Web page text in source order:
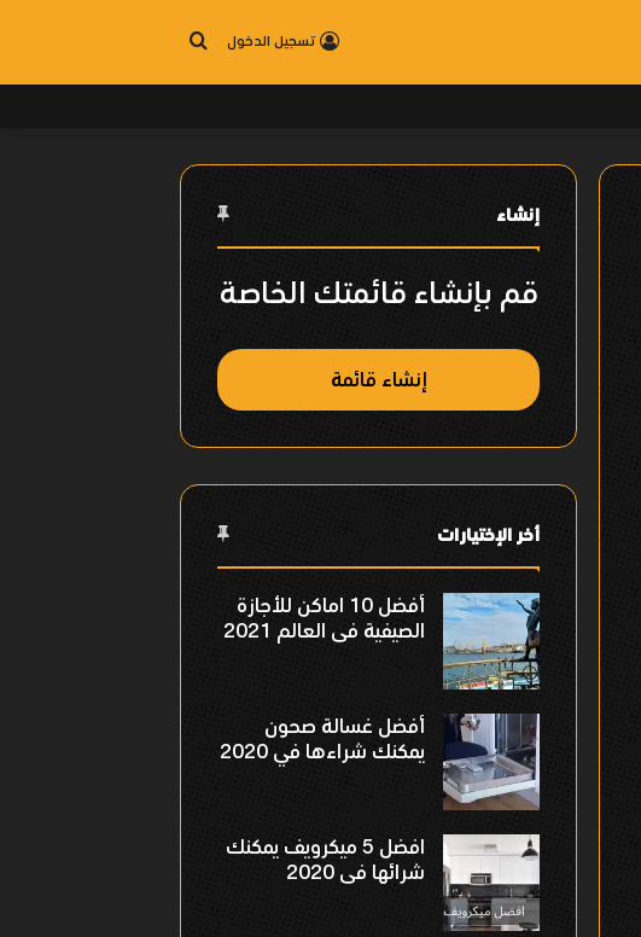
بحث تسجيل الدخول
إنشاء
قم بإنشاء قائمتك الخاصة
إنشاء قائمة
أخر الإختيارات
أفضل 10 اماكن للأجازة
الصيفية فى العالم 2021
أفضل غسالة صحون
يمكنك شراءها في 2020
افضل 5 ميكرويف يمكنك
شرائها فى 2020